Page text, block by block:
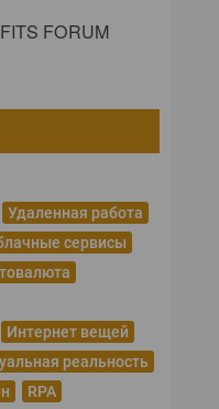
FORUM
Удаленная работа
сервисы
Интернет вещей
реальность
RPA